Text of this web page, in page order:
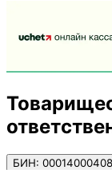
БИН: